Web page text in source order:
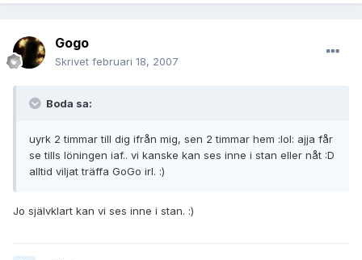
Gogo
Skrivet februari 18, 2007
Boda sa:
uyrk 2 timmar till dig ifrån mig, sen 2 timmar hem :lol: ajja får
se tills löningen iaf.. vi kanske kan ses inne i stan eller nåt :D
alltid viljat träffa GoGo irl. :)
Jo självklart kan vi ses inne i stan. :)